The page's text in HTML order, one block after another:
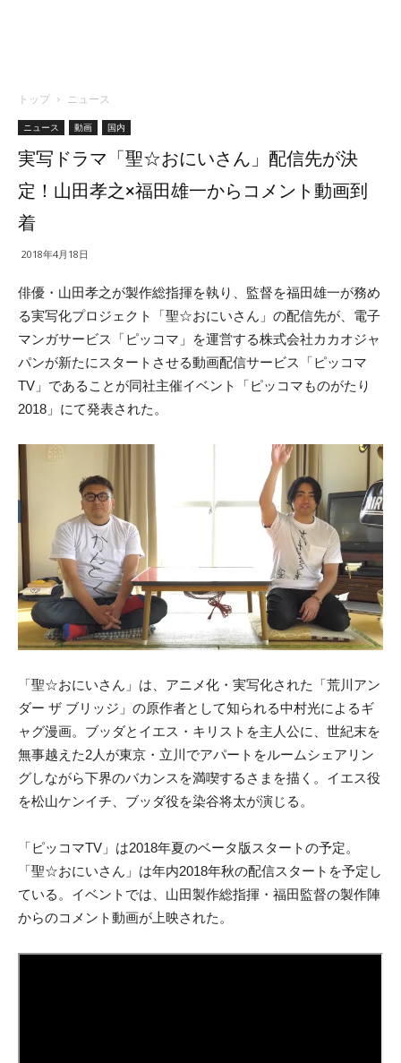
トップ ニュース
ニュース 動画 国内
実写ドラマ「聖☆おにいさん」配信先が決
定！山田孝之×福田雄一からコメント動画到
着
2018年4月18日
俳優・山田孝之が製作総指揮を執り、監督を福田雄一が務め
る実写化プロジェクト「聖☆おにいさん」の配信先が、電子
マンガサービス「ピッコマ」を運営する株式会社カカオジャ
パンが新たにスタートさせる動画配信サービス「ピッコマ
TV」であることが同社主催イベント「ピッコマものがたり
2018」にて発表された。
「聖☆おにいさん」は、アニメ化・実写化された「荒川アン
ダー ザ ブリッジ」の原作者として知られる中村光によるギ
ャグ漫画。ブッダとイエス・キリストを主人公に、世紀末を
無事越えた2人が東京・立川でアパートをルームシェアリン
グしながら下界のバカンスを満喫するさまを描く。イエス役
を松山ケンイチ、ブッダ役を染谷将太が演じる。
「ピッコマTV」は2018年夏のベータ版スタートの予定。
「聖☆おにいさん」は年内2018年秋の配信スタートを予定し
ている。イベントでは、山田製作総指揮・福田監督の製作陣
からのコメント動画が上映された。